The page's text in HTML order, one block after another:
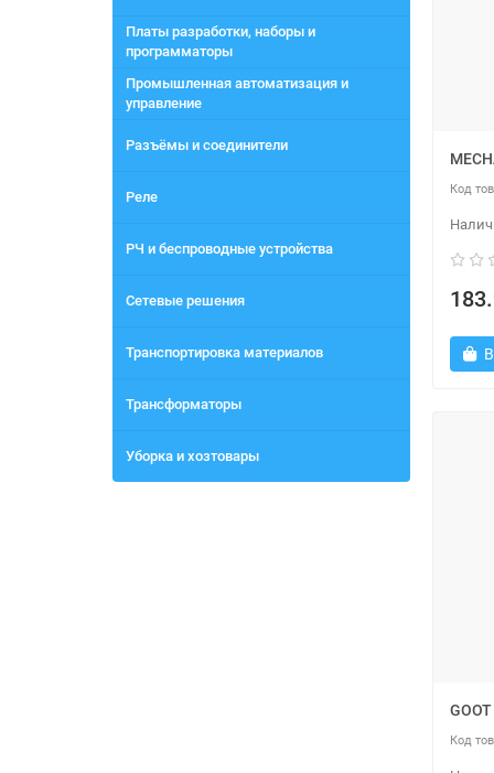
Платы разработки, наборы и
программаторы
Промышленная автоматизация и
управление
Разъёмы и соединители
Реле
РЧ и беспроводные устройства
Сетевые решения
Транспортировка материалов
Трансформаторы
Уборка и хозтовары